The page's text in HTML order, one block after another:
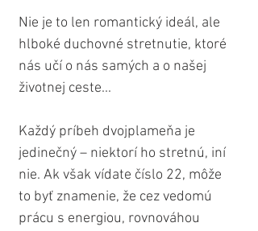
Nie je to len romantický ideál, ale
hlboké duchovné stretnutie, ktoré
nás učí o nás samých a o našej
životnej ceste...
Každý príbeh dvojplameňa je
jedinečný – niektorí ho stretnú, iní
nie. Ak však vídate číslo 22, môže
to byť znamenie, že cez vedomú
prácu s energiou, rovnováhou